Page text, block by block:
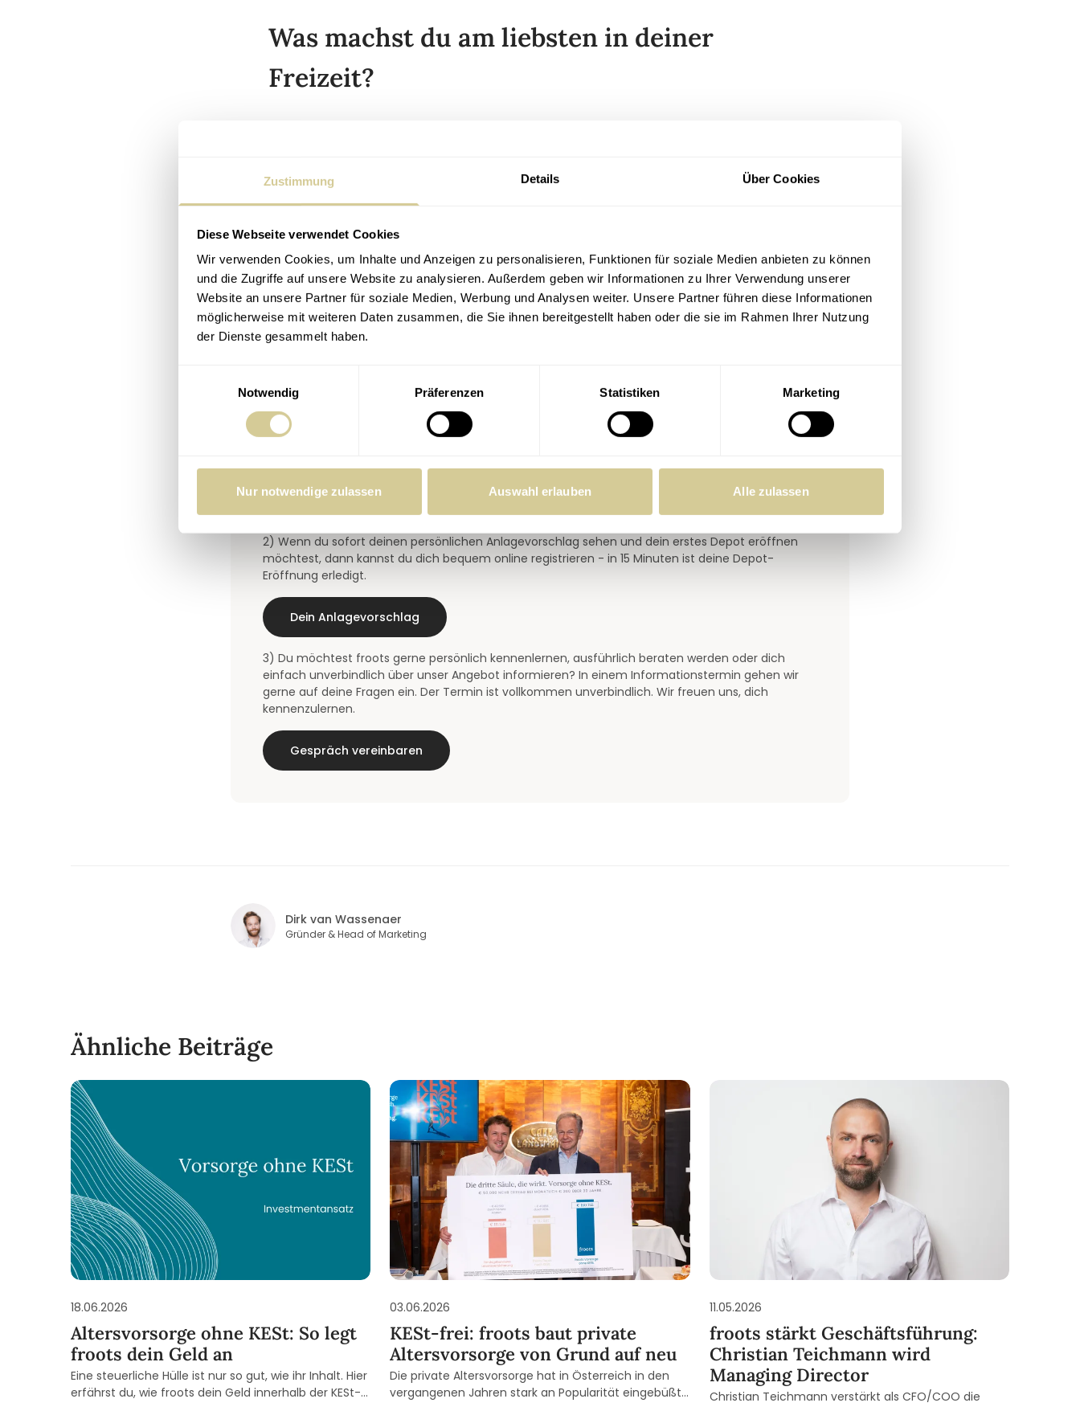
Zustimmung Details Über Cookies
Diese Webseite verwendet Cookies
Wir verwenden Cookies, um Inhalte und Anzeigen zu personalisieren, Funktionen für soziale Medien anbieten zu können
und die Zugriffe auf unsere Website zu analysieren. Außerdem geben wir Informationen zu Ihrer Verwendung unserer
Website an unsere Partner für soziale Medien, Werbung und Analysen weiter. Unsere Partner führen diese Informationen
möglicherweise mit weiteren Daten zusammen, die Sie ihnen bereitgestellt haben oder die sie im Rahmen Ihrer Nutzung
der Dienste gesammelt haben.
Notwendig
Präferenzen Statistiken Marketing
Nur notwendige zulassen Auswahl erlauben Alle zulassen
Was machst du am liebsten in deiner
Freizeit?
In letzter Zeit kam es sehr gelegen meine Freizeit mit meiner Freundin und Freunden
oder mit meiner Oma Schnitzel essen zu gehen. Abgesehen davon spiele ich auch
gerne Tennis oder gehe Radfahren, um auch ein wenig Ausgleich zum Trinken und
Essen zu schaffen.
Deine nächsten Schritte
Zur Investmentstrategie
2) Wenn du sofort deinen persönlichen Anlagevorschlag sehen und dein erstes Depot eröffnen
möchtest, dann kannst du dich bequem online registrieren - in 15 Minuten ist deine Depot-
Eröffnung erledigt.
Dein Anlagevorschlag
3) Du möchtest froots gerne persönlich kennenlernen, ausführlich beraten werden oder dich
einfach unverbindlich über unser Angebot informieren? In einem Informationstermin gehen wir
gerne auf deine Fragen ein. Der Termin ist vollkommen unverbindlich. Wir freuen uns, dich
kennenzulernen.
Gespräch vereinbaren
Dirk van Wassenaer
Gründer & Head of Marketing
Ähnliche Beiträge
18.06.2026
Altersvorsorge ohne KESt: So legt
froots dein Geld an
Eine steuerliche Hülle ist nur so gut, wie ihr Inhalt. Hier
erfährst du, wie froots dein Geld innerhalb der KESt-
03.06.2026
KESt-frei: froots baut private
Altersvorsorge von Grund auf neu
Die private Altersvorsorge hat in Österreich in den
vergangenen Jahren stark an Popularität eingebüßt.
11.05.2026
froots stärkt Geschäftsführung:
Christian Teichmann wird
Managing Director
Christian Teichmann verstärkt als CFO/COO die